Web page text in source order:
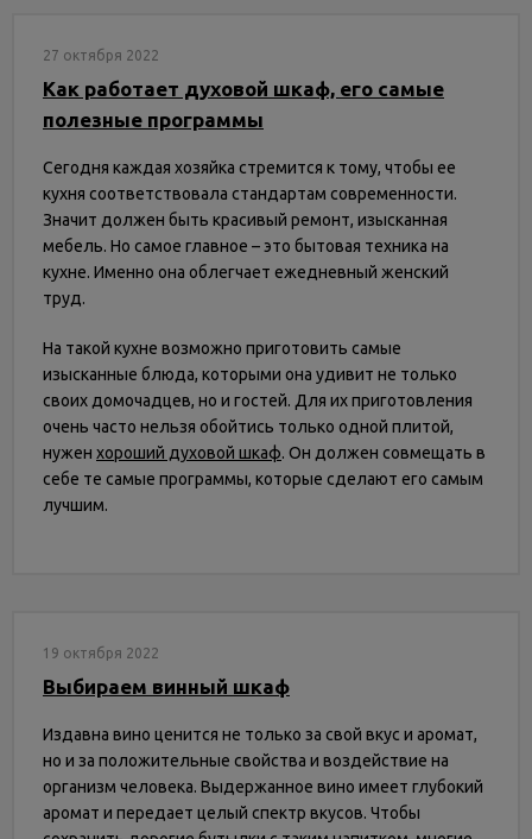
27 октября 2022
Как работает духовой шкаф, его самые
полезные программы
Сегодня каждая хозяйка стремится к тому, чтобы ее
кухня соответствовала стандартам современности.
Значит должен быть красивый ремонт, изысканная
мебель. Но самое главное – это бытовая техника на
кухне. Именно она облегчает ежедневный женский
труд.
На такой кухне возможно приготовить самые
изысканные блюда, которыми она удивит не только
своих домочадцев, но и гостей. Для их приготовления
очень часто нельзя обойтись только одной плитой,
нужен хороший духовой шкаф. Он должен совмещать в
себе те самые программы, которые сделают его самым
лучшим.
19 октября 2022
Выбираем винный шкаф
Издавна вино ценится не только за свой вкус и аромат,
но и за положительные свойства и воздействие на
организм человека. Выдержанное вино имеет глубокий
аромат и передает целый спектр вкусов. Чтобы